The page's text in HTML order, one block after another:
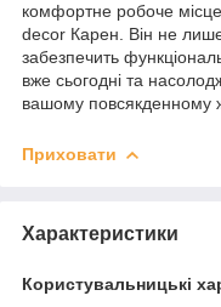
комфортне робоче
decor Карен. Він не
забезпечить
вже сьогодні та
вашому повсякденному
Приховати
Характеристики
Користувальницькі